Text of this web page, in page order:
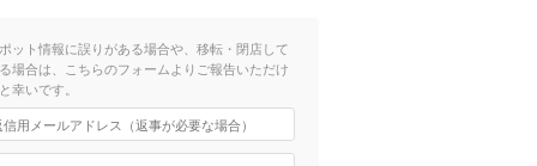
ット情報に誤りがある場合や、移転・閉店して
場合は、こちらのフォームよりご報告いただけ
幸いです。